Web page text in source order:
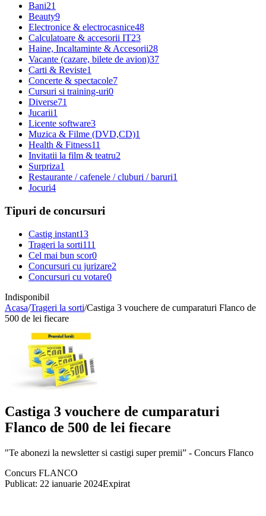
Bani21
Beauty9
Electronice & electrocasnice48
Calculatoare & accesorii IT23
Haine, Incaltaminte & Accesorii28
Vacante (cazare, bilete de avion)37
Carti & Reviste1
Concerte & spectacole7
Cursuri si training-uri0
Diverse71
Jucarii1
Licente software3
Muzica & Filme (DVD,CD)1
Health & Fitness11
Invitatii la film & teatru2
Surpriza1
Restaurante / cafenele / cluburi / baruri1
Jocuri4
Tipuri de concursuri
Castig instant13
Trageri la sorti111
Cel mai bun scor0
Concursuri cu jurizare2
Concursuri cu votare0
Indisponibil
Acasa/Trageri la sorti/Castiga 3 vouchere de cumparaturi Flanco de
500 de lei fiecare
Castiga 3 vouchere de cumparaturi
Flanco de 500 de lei fiecare
"Te abonezi la newsletter si castigi super premii” - Concurs Flanco
Concurs FLANCO
Publicat: 22 ianuarie 2024Expirat